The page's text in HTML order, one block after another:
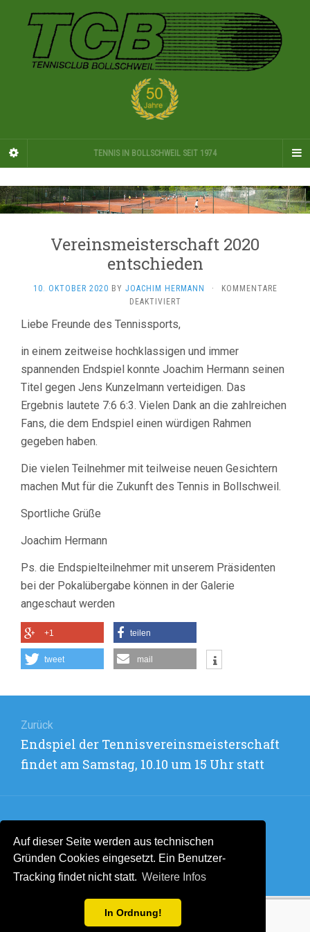
Auf dieser Seite werden aus technischen
Gründen Cookies eingesetzt. Ein Benutzer-
Tracking findet nicht statt. Weitere Infos
In Ordnung!
TENNIS IN BOLLSCHWEIL SEIT 1974
Vereinsmeisterschaft 2020
entschieden
10. OKTOBER 2020 BY JOACHIM HERMANN ·
KOMMENTARE
DEAKTIVIERT
2020
Liebe Freunde des Tennissports,
in einem zeitweise hochklassigen und immer
spannenden Endspiel konnte Joachim Hermann seinen
Titel gegen Jens Kunzelmann verteidigen. Das
Ergebnis lautete 7:6 6:3. Vielen Dank an die zahlreichen
Fans, die dem Endspiel einen würdigen Rahmen
gegeben haben.
Die vielen Teilnehmer mit teilweise neuen Gesichtern
machen Mut für die Zukunft des Tennis in Bollschweil.
Sportliche Grüße
Joachim Hermann
Ps. die Endspielteilnehmer mit unserem Präsidenten
bei der Pokalübergabe können in der Galerie
angeschaut werden
+1 teilen
tweet mail
Zurück
Vorheriger
Beitrag:
Endspiel der Tennisvereinsmeisterschaft
findet am Samstag, 10.10 um 15 Uhr statt
Nächster
Beitrag:
coronabedingte Änderung des Termins
Samstag, 7. November
Stolz präsentiert von WordPress . Theme: Flat 1.7.11 by